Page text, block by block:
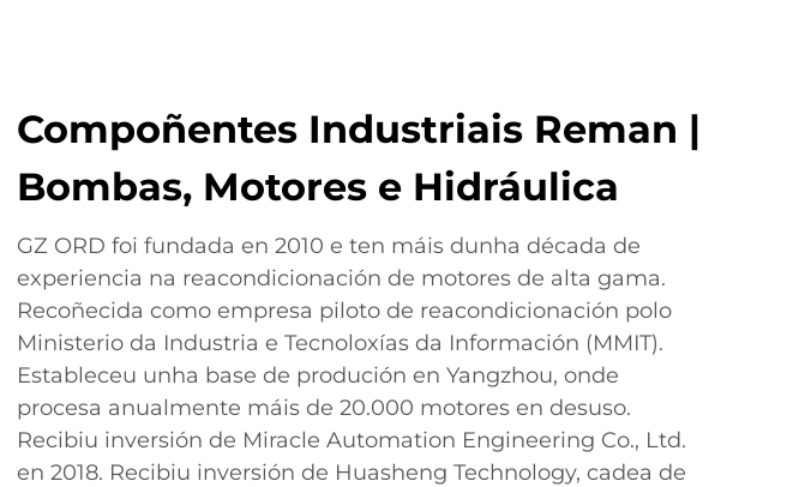
Compoñentes Industriais Reman |
Bombas, Motores e Hidráulica
GZ ORD foi fundada en 2010 e ten máis dunha década de
experiencia na reacondicionación de motores de alta gama.
Recoñecida como empresa piloto de reacondicionación polo
Ministerio da Industria e Tecnoloxías da Información (MMIT).
Estableceu unha base de produción en Yangzhou, onde
procesa anualmente máis de 20.000 motores en desuso.
Recibiu inversión de Miracle Automation Engineering Co., Ltd.
en 2018. Recibiu inversión de Huasheng Technology, cadea de